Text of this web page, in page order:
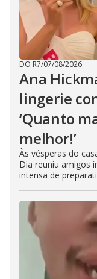
DO R7/07/08/2026
Ana
lingerie
‘Quanto
melhor!’
Às vésperas do
Dia reuniu amigos
intensa de